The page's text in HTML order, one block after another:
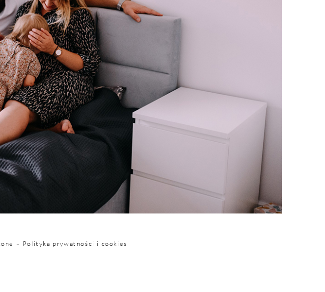
– Polityka prywatności i cookies